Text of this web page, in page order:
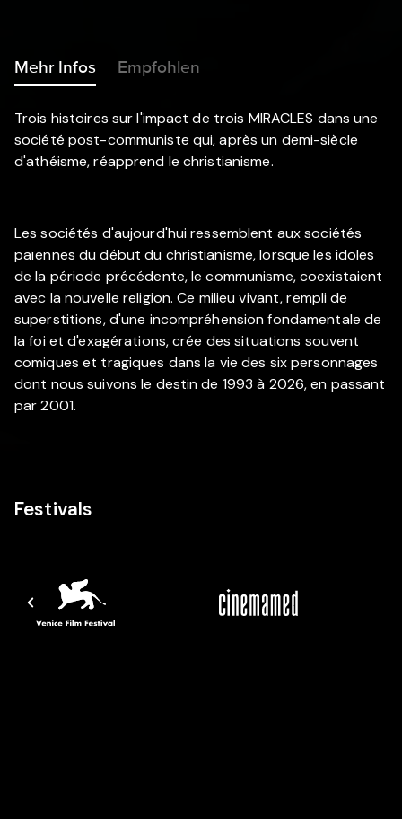
Mehr Infos Empfohlen
Trois histoires sur l'impact de trois MIRACLES dans une
société post-communiste qui, après un demi-siècle
d'athéisme, réapprend le christianisme.
Les sociétés d'aujourd'hui ressemblent aux sociétés
païennes du début du christianisme, lorsque les idoles
de la période précédente, le communisme, coexistaient
avec la nouvelle religion. Ce milieu vivant, rempli de
superstitions, d'une incompréhension fondamentale de
la foi et d'exagérations, crée des situations souvent
comiques et tragiques dans la vie des six personnages
dont nous suivons le destin de 1993 à 2026, en passant
par 2001.
Festivals